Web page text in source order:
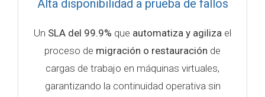
Alta disponibilidad a prueba de fallos
Un SLA del 99.9% que automatiza y agiliza el
proceso de migración o restauración de
cargas de trabajo en máquinas virtuales,
garantizando la continuidad operativa sin